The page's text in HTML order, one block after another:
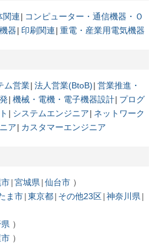
関連
コンピューター・通信機器・Ｏ
器 印刷関連 重電・産業用電気機器
ム営業 法人営業(BtoB) 営業推進・
機械・電機・電子機器設計 プログ
システムエンジニア
ネットワーク
ア カスタマーエンジニア
宮城県 仙台市
ま市 東京都 その他23区 神奈川県